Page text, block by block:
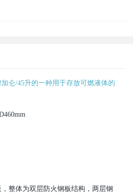
仑/45升的一种用于存放可燃液体的
整体为双层防火钢板结构，两层钢